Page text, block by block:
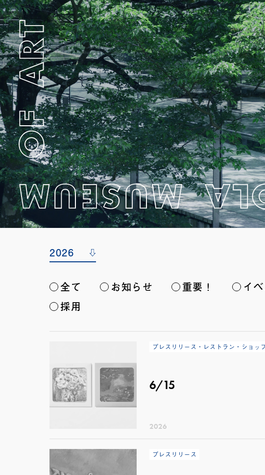
全て お知らせ 重要！ イ
採用
プレスリリース・レストラン・ショッ
6/15
2026
プレスリリース